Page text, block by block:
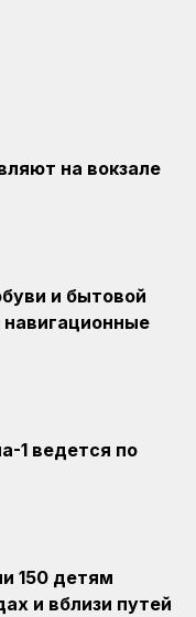
на вокзале
и бытовой
навигационные
1 ведется по
150 детям
и вблизи путей